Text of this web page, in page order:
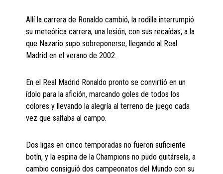
Allí la carrera de Ronaldo cambió, la rodilla interrumpió
su meteórica carrera, una lesión, con sus recaídas, a la
que Nazario supo sobreponerse, llegando al Real
Madrid en el verano de 2002.
En el Real Madrid Ronaldo pronto se convirtió en un
ídolo para la afición, marcando goles de todos los
colores y llevando la alegría al terreno de juego cada
vez que saltaba al campo.
Dos ligas en cinco temporadas no fueron suficiente
botín, y la espina de la Champions no pudo quitársela, a
cambio consiguió dos campeonatos del Mundo con su